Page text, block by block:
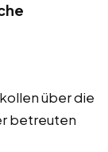
über die
betreuten